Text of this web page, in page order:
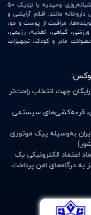
با امکاناتی منحصر به فرد (وابسته به داروخانه شبانه‌روزی وحیدیه با نزدیک 50
مانند: اقلام آرایشی و
مراقبت از پوست و مو،
گیاهی، تغذیه، رژیمی،
مادر و کودک، تجهیزات
جهت انتخاب راحت‌تر
قرعه‌کشی‌های سیستمی
به‌وسیله پیک موتوری
اعتماد الکترونیکی یک
به درگاه‌های امن پرداخت